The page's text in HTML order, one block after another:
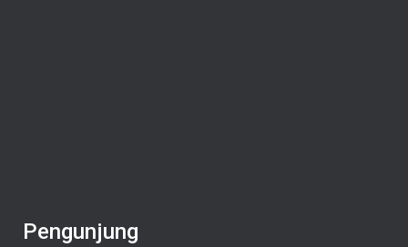
Pengunjung